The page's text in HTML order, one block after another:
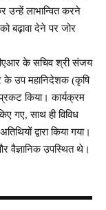
उन्हें लाभान्वित करने
बढ़ावा देने पर जोर
के सचिव श्री संजय
के उप महानिदेशक (कृषि
किया। कार्यक्रम
गए, साथ ही विविध
द्वारा किया गया।
वैज्ञानिक उपस्थित थे।